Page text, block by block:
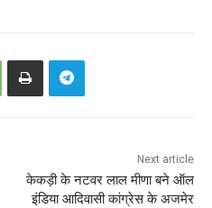
Next article
केकड़ी के नटवर लाल मीणा बने ऑल
इंडिया आदिवासी कांग्रेस के अजमेर